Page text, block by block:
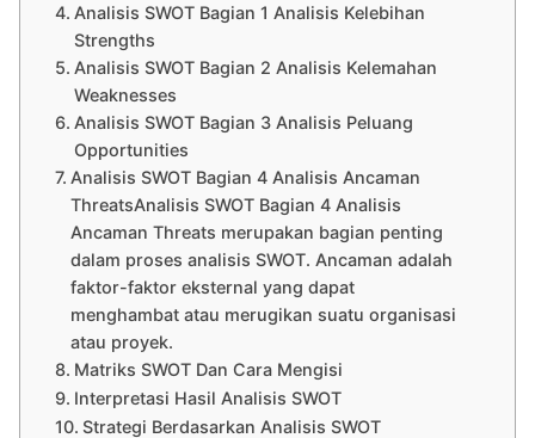
Analisis SWOT Bagian 1 Analisis Kelebihan
Strengths
Analisis SWOT Bagian 2 Analisis Kelemahan
Weaknesses
Analisis SWOT Bagian 3 Analisis Peluang
Opportunities
Analisis SWOT Bagian 4 Analisis Ancaman
ThreatsAnalisis SWOT Bagian 4 Analisis
Ancaman Threats merupakan bagian penting
dalam proses analisis SWOT. Ancaman adalah
faktor-faktor eksternal yang dapat
menghambat atau merugikan suatu organisasi
atau proyek.
Matriks SWOT Dan Cara Mengisi
Interpretasi Hasil Analisis SWOT
Strategi Berdasarkan Analisis SWOT